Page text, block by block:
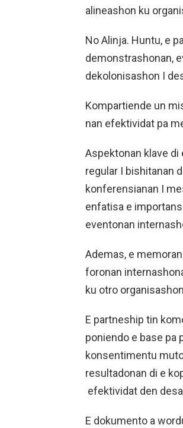
alineashon ku
No Alinja. Huntu, e
demonstrashonan,
dekolonisashon I
Kompartiende un
nan efektividat pa
Aspektonan klave
regular I bishitanan
konferensianan I
enfatisa e
eventonan
Ademas, e
foronan
ku otro
E partneship tin
poniendo e base pa
konsentimentu
resultadonan di e
efektividat den
E dokumento a